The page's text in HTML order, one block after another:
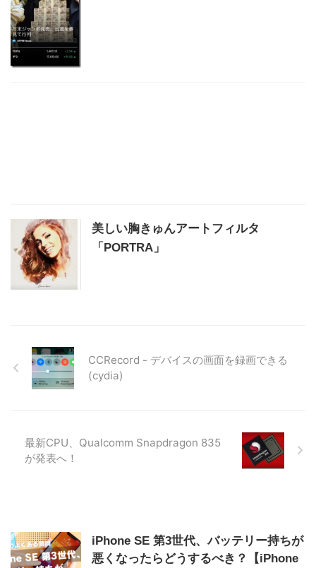
美しい胸きゅんアートフィルタ
「PORTRA」
CCRecord - デバイスの画面を録画できる
(cydia)
最新CPU、Qualcomm Snapdragon 835
が発表へ！
iPhone SE 第3世代、バッテリー持ちが
悪くなったらどうするべき？【iPhone